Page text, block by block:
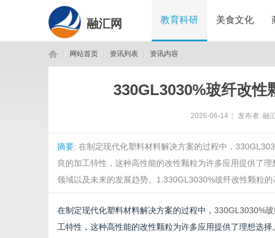
融汇网 教育科研 美食文化
网站首页 资讯列表 资讯内容
330GL3030%玻纤改性
2026-06-14 发布者: 融
摘要: 在制定现代化塑料材料解决方案的过程中，
良的加工特性，这种高性能的改性颗粒为许多应用提供了
领域以及未来的发展趋势。1.330GL3030%玻纤改性颗粒
在制定现代化塑料材料解决方案的过程中， 330GL3030%
工特性，这种高性能的改性颗粒为许多应用提供了理想选